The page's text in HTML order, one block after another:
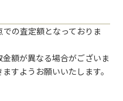
の査定額となっておりま
額が異なる場合がございま
すようお願いいたします。